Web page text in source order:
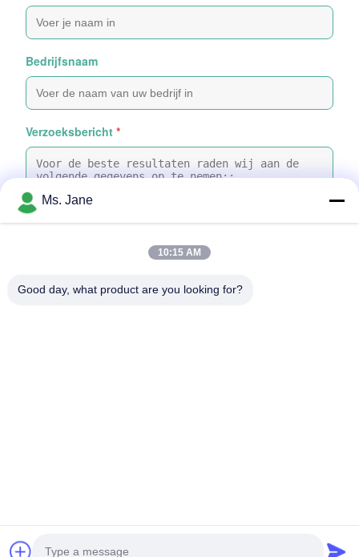
Bedrijfsnaam
Verzoeksbericht *
Selecteer bestanden
Ms. Jane
10:15 AM
Good day, what product are you looking for?